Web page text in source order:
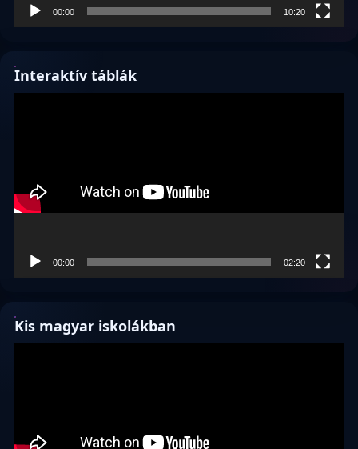
00:00 10:20
Interaktív táblák
00:00 02:20
Kis magyar iskolákban